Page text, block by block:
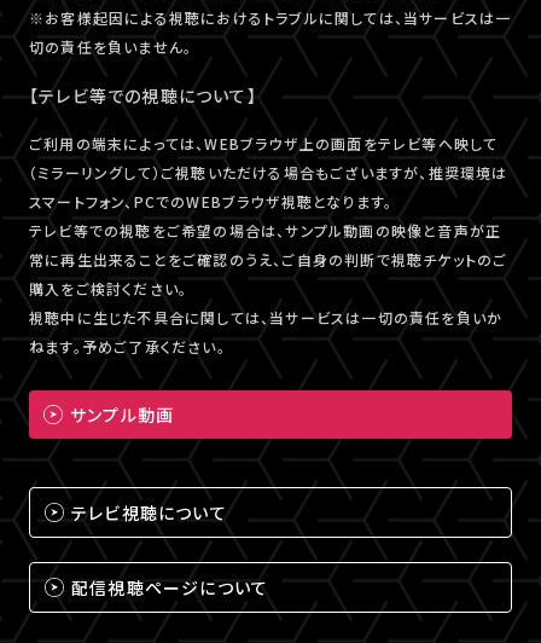
※お客様起因による視聴におけるトラブルに関しては、当サービスは一
切の責任を負いません。
【テレビ等での視聴について】
ご利用の端末によっては、WEBブラウザ上の画面をテレビ等へ映して
（ミラーリングして）ご視聴いただける場合もございますが、推奨環境は
スマートフォン、PCでのWEBブラウザ視聴となります。
テレビ等での視聴をご希望の場合は、サンプル動画の映像と音声が正
常に再生出来ることをご確認のうえ、ご自身の判断で視聴チケットのご
購入をご検討ください。
視聴中に生じた不具合に関しては、当サービスは一切の責任を負いか
ねます。予めご了承ください。
サンプル動画
テレビ視聴について
配信視聴ページについて